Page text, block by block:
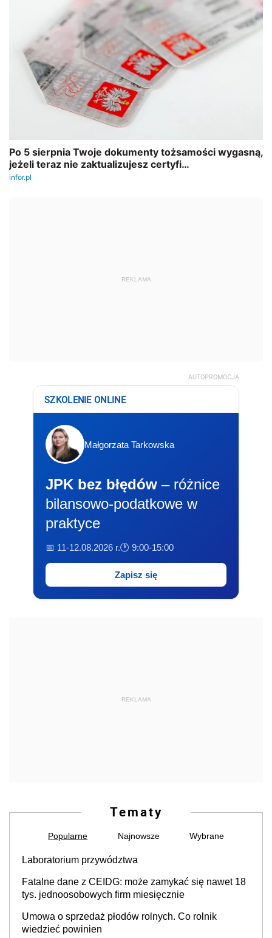
REKLAMA
AUTOPROMOCJA
SZKOLENIE ONLINE
Małgorzata Tarkowska
JPK bez błędów – różnice
bilansowo-podatkowe w
praktyce
📅 11-12.08.2026 r.🕐 9:00-15:00
Zapisz się
REKLAMA
Tematy
Popularne Najnowsze Wybrane
Laboratorium przywództwa
Fatalne dane z CEIDG: może zamykać się nawet 18
tys. jednoosobowych firm miesięcznie
Umowa o sprzedaż płodów rolnych. Co rolnik
wiedzieć powinien